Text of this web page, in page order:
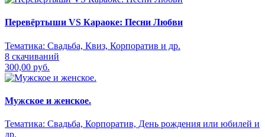
Перевёртыши VS Караоке: Песни Любви
Тематика: Свадьба, Квиз, Корпоратив и др.
8 скачиваний
300,00 руб.
Мужское и женское.
Тематика: Свадьба, Корпоратив, День рождения или юбилей и
др.